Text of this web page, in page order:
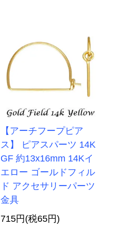
【アーチフープピア
ス】 ピアスパーツ 14K
GF 約13x16mm 14Kイ
エロー ゴールドフィル
ド アクセサリーパーツ
金具
715円(税65円)